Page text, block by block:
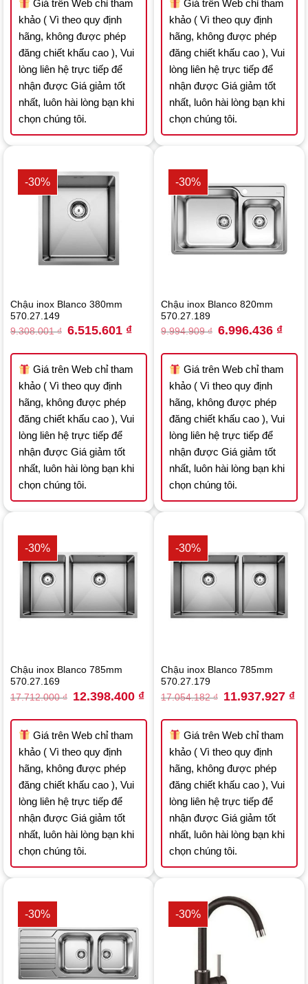
Giá trên Web chỉ tham
khảo ( Vì theo quy định
hãng, không được phép
đăng chiết khấu cao ), Vui
lòng liên hệ trực tiếp để
nhận được Giá giảm tốt
nhất, luôn hài lòng bạn khi
chọn chúng tôi.
Giá trên Web chỉ tham
khảo ( Vì theo quy định
hãng, không được phép
đăng chiết khấu cao ), Vui
lòng liên hệ trực tiếp để
nhận được Giá giảm tốt
nhất, luôn hài lòng bạn khi
chọn chúng tôi.
-30%
Chậu inox Blanco 380mm
570.27.149
9.308.001₫ Original
price
9.308.001 ₫.
6.515.601 ₫Current
6.515.601 ₫.
Giá trên Web chỉ tham
khảo ( Vì theo quy định
hãng, không được phép
đăng chiết khấu cao ), Vui
lòng liên hệ trực tiếp để
nhận được Giá giảm tốt
nhất, luôn hài lòng bạn khi
chọn chúng tôi.
-30%
Chậu inox Blanco 820mm
570.27.189
9.994.909₫ Original
price
9.994.909 ₫.
6.996.436 ₫
Giá trên Web chỉ tham
khảo ( Vì theo quy định
hãng, không được phép
đăng chiết khấu cao ), Vui
lòng liên hệ trực tiếp để
nhận được Giá giảm tốt
nhất, luôn hài lòng bạn khi
chọn chúng tôi.
-30%
Chậu inox Blanco 785mm
570.27.169
17.712.000₫ Original
price
17.712.000 ₫.
12.398.400 ₫Current
price
12.398.400 ₫.
Giá trên Web chỉ tham
khảo ( Vì theo quy định
hãng, không được phép
đăng chiết khấu cao ), Vui
lòng liên hệ trực tiếp để
nhận được Giá giảm tốt
nhất, luôn hài lòng bạn khi
chọn chúng tôi.
-30%
Chậu inox Blanco 785mm
570.27.179
17.054.182₫ Original
price
17.054.182 ₫.
11.937.927 ₫
Giá trên Web chỉ tham
khảo ( Vì theo quy định
hãng, không được phép
đăng chiết khấu cao ), Vui
lòng liên hệ trực tiếp để
nhận được Giá giảm tốt
nhất, luôn hài lòng bạn khi
chọn chúng tôi.
-30% -30%